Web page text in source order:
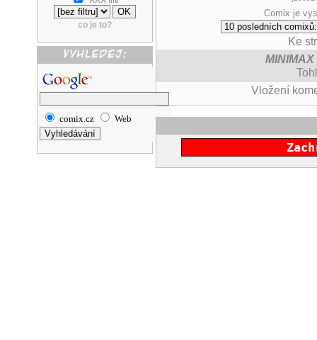
co je to?
comix.cz Web
Comix je
Ke
MINIMAX
Vložení